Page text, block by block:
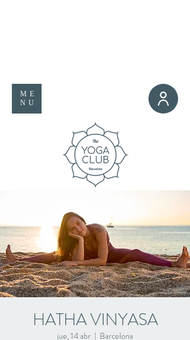
ME
NU
HATHA VINYASA
jue, 14 abr
  |
Barcelona